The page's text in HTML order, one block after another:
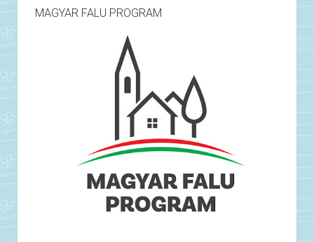
MAGYAR FALU PROGRAM